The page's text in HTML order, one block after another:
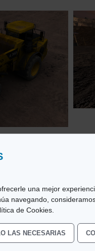
una mejor
navegando,
de Cookies.
LAS NECESARIAS
de